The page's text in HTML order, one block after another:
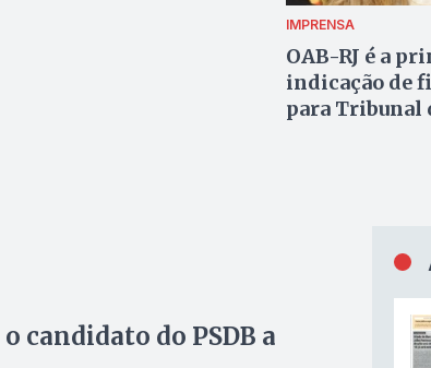
IMPRENSA
OAB-RJ é a
indicação de
para Tribunal
candidato do PSDB a